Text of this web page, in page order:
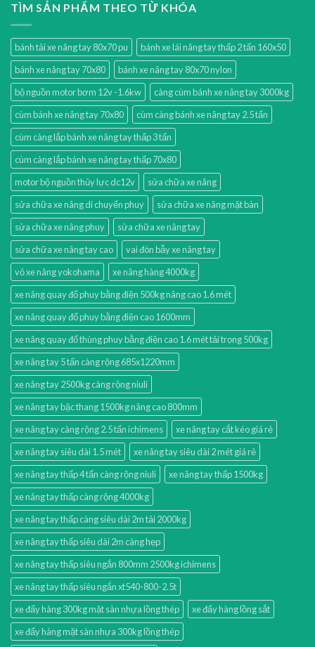
TÌM SẢN PHẨM THEO TỪ KHÓA
bánh tải xe nâng tay 80x70 pu
bánh xe lái nâng tay thấp 2 tấn 160x50
bánh xe nâng tay 70x80
bánh xe nâng tay 80x70 nylon
bộ nguồn motor bơm 12v -1.6kw
càng cùm bánh xe nâng tay 3000kg
cùm bánh xe nâng tay 70x80
cùm càng bánh xe nâng tay 2.5 tấn
cùm càng lắp bánh xe nâng tay thấp 3 tấn
cùm càng lắp bánh xe nâng tay thấp 70x80
motor bộ nguồn thủy lực dc12v
sửa chữa xe nâng
sửa chữa xe nâng di chuyển phuy
sửa chữa xe nâng mặt bàn
sửa chữa xe nâng phuy
sửa chữa xe nâng tay
sửa chữa xe nâng tay cao
vai đòn bẫy xe nâng tay
vỏ xe nâng yokohama
xe nâng hàng 4000kg
xe nâng quay đổ phuy bằng điện 500kg nâng cao 1.6 mét
xe nâng quay đổ phuy bằng điện cao 1600mm
xe nâng quay đổ thùng phuy bằng điện cao 1.6 mét tải trọng 500kg
xe nâng tay 5 tấn càng rộng 685x1220mm
xe nâng tay 2500kg càng rộng niuli
xe nâng tay bậc thang 1500kg nâng cao 800mm
xe nâng tay càng rộng 2.5 tấn ichimens
xe nâng tay cắt kéo giá rẻ
xe nâng tay siêu dài 1.5 mét
xe nâng tay siêu dài 2 mét giá rẻ
xe nâng tay thấp 4 tấn càng rộng niuli
xe nâng tay thấp 1500kg
xe nâng tay thấp càng rộng 4000kg
xe nâng tay thấp càng siêu dài 2m tải 2000kg
xe nâng tay thấp siêu dài 2m càng hẹp
xe nâng tay thấp siêu ngắn 800mm 2500kg ichimens
xe nâng tay thấp siêu ngắn xt540-800-2.5t
xe đẩy hàng 300kg mặt sàn nhựa lồng thép
xe đẩy hàng lồng sắt
xe đẩy hàng mặt sàn nhựa 300kg lồng thép